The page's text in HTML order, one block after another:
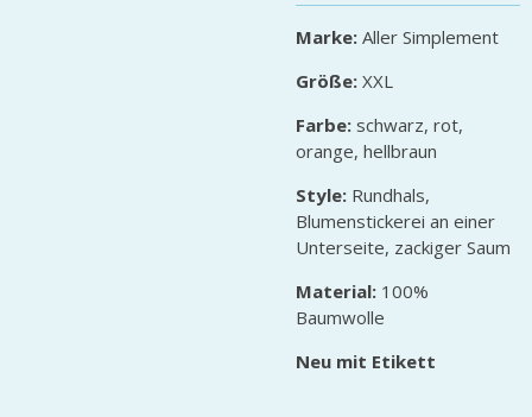
Marke: Aller Simplement
Größe: XXL
Farbe: schwarz, rot,
orange, hellbraun
Style: Rundhals,
Blumenstickerei an einer
Unterseite, zackiger Saum
Material: 100%
Baumwolle
Neu mit Etikett